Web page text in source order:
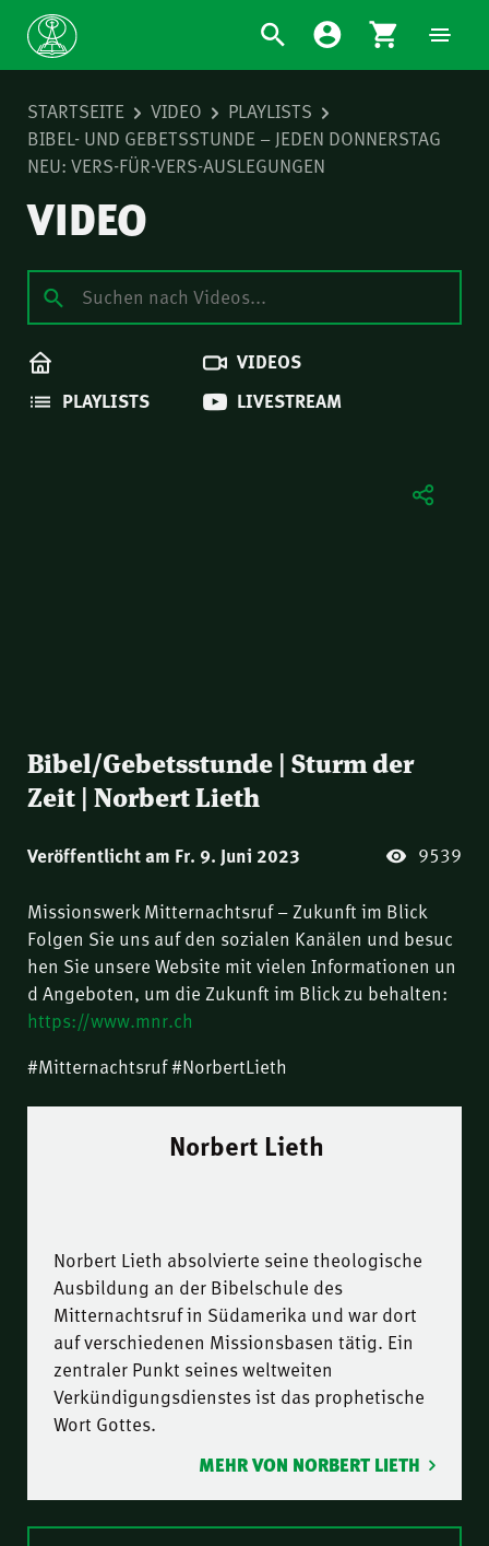
STARTSEITE VIDEO
PLAYLISTS
BIBEL- UND GEBETSSTUNDE – JEDEN DONNERSTAG
NEU: VERS-FÜR-VERS-AUSLEGUNGEN
VIDEO
VIDEOS
PLAYLISTS
LIVESTREAM
Bibel/Gebetsstunde | Sturm der
Zeit | Norbert Lieth
Veröffentlicht am Fr. 9. Juni 2023 9539
Missionswerk Mitternachtsruf – Zukunft im Blick
Folgen Sie uns auf den sozialen Kanälen und besuc
hen Sie unsere Website mit vielen Informationen un
d Angeboten, um die Zukunft im Blick zu behalten:
https://www.mnr.ch
#Mitternachtsruf #NorbertLieth
Norbert Lieth
Norbert Lieth absolvierte seine theologische
Ausbildung an der Bibelschule des
Mitternachtsruf in Südamerika und war dort
auf verschiedenen Missionsbasen tätig. Ein
zentraler Punkt seines weltweiten
Verkündigungsdienstes ist das prophetische
Wort Gottes.
MEHR VON NORBERT LIETH